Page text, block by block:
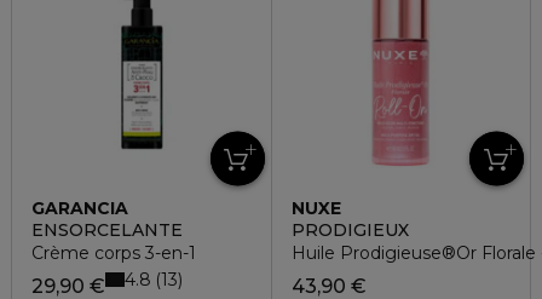
GARANCIA
ENSORCELANTE
Crème corps 3-en-1
29,90 € 4.8 13
NUXE
PRODIGIEUX
Huile Prodigieuse®Or Florale
43,90 €